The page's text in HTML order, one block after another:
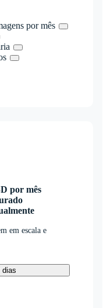
por mês
por mês
em escala e
dias